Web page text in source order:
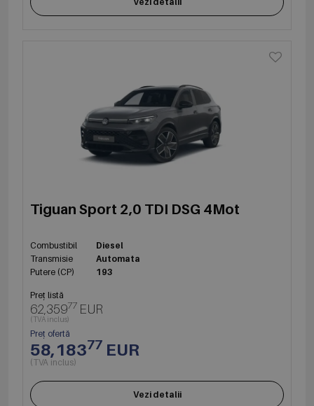
Tiguan Sport 2,0 TDI DSG 4Mot
Combustibil
Diesel
Transmisie
Automata
Putere (CP)
193
Preț listă
62,35977 EUR
(TVA inclus)
Preț ofertă
58,18377 EUR
(TVA inclus)
Vezi detalii